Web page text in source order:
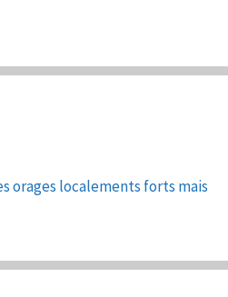
orages localements forts mais